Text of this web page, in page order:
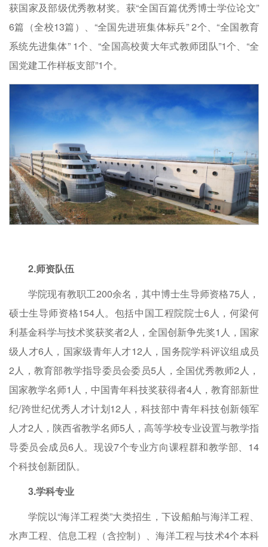
获国家及部级优秀教材奖。获“全国百篇优秀博士学位论文”
6篇（全校13篇）、“全国先进班集体标兵” 2个、“全国教育
系统先进集体” 1个、“全国高校黄大年式教师团队”1个、“全
国党建工作样板支部”1个。
2.师资队伍
学院现有教职工200余名，其中博士生导师资格75人，
硕士生导师资格154人。包括中国工程院院士6人，何梁何
利基金科学与技术奖获奖者2人，全国创新争先奖1人，国家
级人才6人，国家级青年人才12人，国务院学科评议组成员
2人，教育部教学指导委员会委员5人，全国优秀教师2人，
国家教学名师1人，中国青年科技奖获得者4人，教育部新世
纪/跨世纪优秀人才计划12人，科技部中青年科技创新领军
人才2人，陕西省教学名师5人，高等学校专业设置与教学指
导委员会成员6人。现设7个专业方向课程群和教学部、14
个科技创新团队。
3.学科专业
学院以“海洋工程类”大类招生，下设船舶与海洋工程、
水声工程、信息工程（含控制）、海洋工程与技术4个本科